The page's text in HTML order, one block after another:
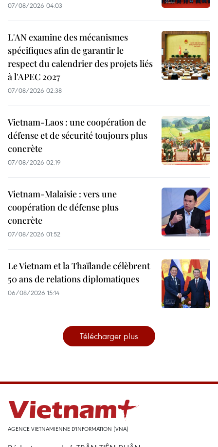
07/08/2026 04:03
L'AN examine des mécanismes
spécifiques afin de garantir le
respect du calendrier des projets liés
à l'APEC 2027
07/08/2026 02:38
Vietnam-Laos : une coopération de
défense et de sécurité toujours plus
concrète
07/08/2026 02:19
Vietnam-Malaisie : vers une
coopération de défense plus
concrète
07/08/2026 01:52
Le Vietnam et la Thaïlande célèbrent
50 ans de relations diplomatiques
06/08/2026 15:14
Télécharger plus
AGENCE VIETNAMIENNE D'INFORMATION (VNA)